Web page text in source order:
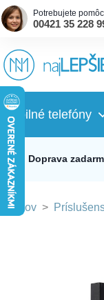
Potrebujete
00421 35 228
Mobilné telefóny
Doprava
Domov >